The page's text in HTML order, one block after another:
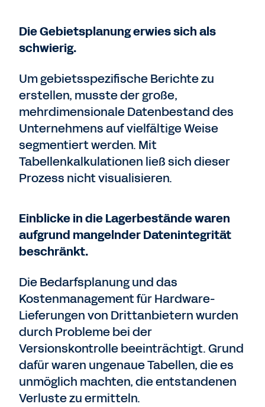
Die Gebietsplanung erwies sich als
schwierig.
Um gebietsspezifische Berichte zu
erstellen, musste der große,
mehrdimensionale Datenbestand des
Unternehmens auf vielfältige Weise
segmentiert werden. Mit
Tabellenkalkulationen ließ sich dieser
Prozess nicht visualisieren.
Einblicke in die Lagerbestände waren
aufgrund mangelnder Datenintegrität
beschränkt.
Die Bedarfsplanung und das
Kostenmanagement für Hardware-
Lieferungen von Drittanbietern wurden
durch Probleme bei der
Versionskontrolle beeinträchtigt. Grund
dafür waren ungenaue Tabellen, die es
unmöglich machten, die entstandenen
Verluste zu ermitteln.